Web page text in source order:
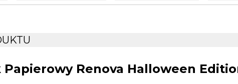
Papierowy Renova Halloween